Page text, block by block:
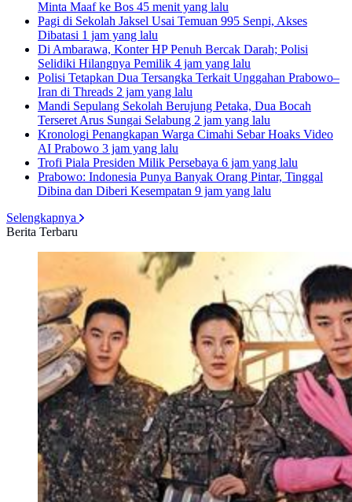
Minta Maaf ke Bos 45 menit yang lalu
Pagi di Sekolah Jaksel Usai Temuan 995 Senpi, Akses
Dibatasi 1 jam yang lalu
Di Ambarawa, Konter HP Penuh Bercak Darah; Polisi
Selidiki Hilangnya Pemilik 4 jam yang lalu
Polisi Tetapkan Dua Tersangka Terkait Unggahan Prabowo–
Iran di Threads 2 jam yang lalu
Mandi Sepulang Sekolah Berujung Petaka, Dua Bocah
Terseret Arus Sungai Selabung 2 jam yang lalu
Kronologi Penangkapan Warga Cimahi Sebar Hoaks Video
AI Prabowo 3 jam yang lalu
Trofi Piala Presiden Milik Persebaya 6 jam yang lalu
Prabowo: Indonesia Punya Banyak Orang Pintar, Tinggal
Dibina dan Diberi Kesempatan 9 jam yang lalu
Selengkapnya
Berita Terbaru